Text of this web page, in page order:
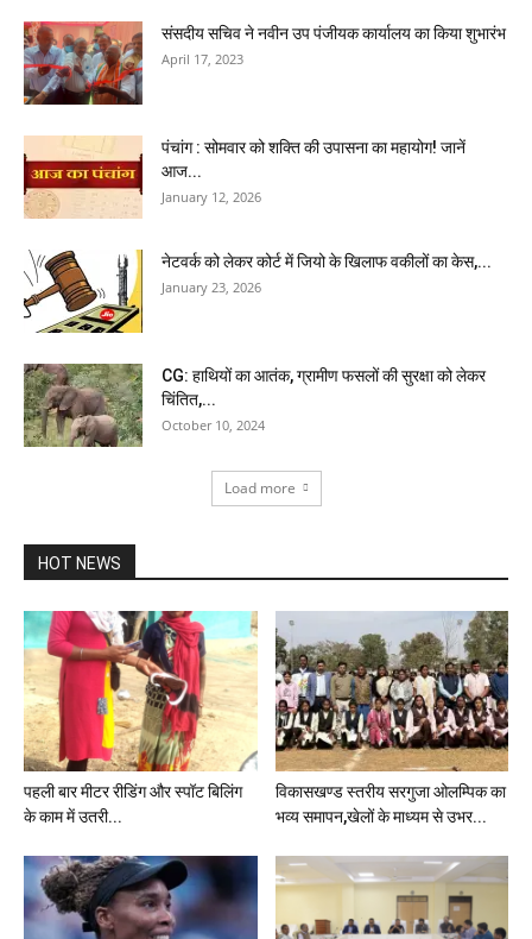
संसदीय सचिव ने नवीन उप पंजीयक कार्यालय का किया शुभारंभ
April 17, 2023
पंचांग : सोमवार को शक्ति की उपासना का महायोग! जानें
आज...
January 12, 2026
नेटवर्क को लेकर कोर्ट में जियो के खिलाफ वकीलों का केस,...
January 23, 2026
CG: हाथियों का आतंक, ग्रामीण फसलों की सुरक्षा को लेकर
चिंतित,...
October 10, 2024
Load more
HOT NEWS
पहली बार मीटर रीडिंग और स्पॉट बिलिंग
के काम में उतरी...
विकासखण्ड स्तरीय सरगुजा ओलम्पिक का
भव्य समापन,खेलों के माध्यम से उभर...